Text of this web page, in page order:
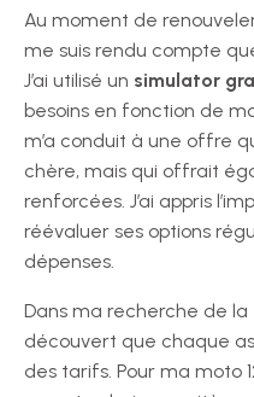
Au moment de
me suis rendu compte
J’ai utilisé un simulator
besoins en fonction de
m’a conduit à une offre
chère, mais qui offrait
renforcées. J’ai appris
réévaluer ses options
dépenses.
Dans ma recherche de la
découvert que chaque
des tarifs. Pour ma moto